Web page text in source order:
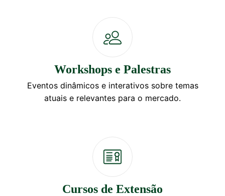
Workshops e Palestras
Eventos dinâmicos e interativos sobre temas
atuais e relevantes para o mercado.
Cursos de Extensão